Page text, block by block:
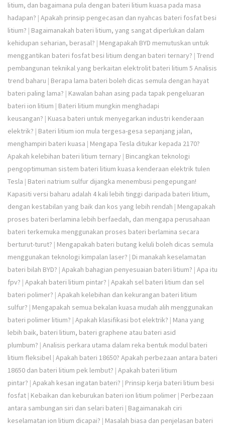
litium, dan bagaimana pula dengan bateri litium kuasa pada masa
hadapan? | Apakah prinsip pengecasan dan nyahcas bateri fosfat besi
litium? | Bagaimanakah bateri litium, yang sangat diperlukan dalam
kehidupan seharian, berasal? | Mengapakah BYD memutuskan untuk
menggantikan bateri fosfat besi litium dengan bateri ternary? | Trend
pembangunan teknikal yang berkaitan elektrolit bateri litium 5 Analisis
trend baharu | Berapa lama bateri boleh dicas semula dengan hayat
bateri paling lama? | Kawalan bahan asing pada tapak pengeluaran
bateri ion litium | Bateri litium mungkin menghadapi
keusangan? | Kuasa bateri untuk menyegarkan industri kenderaan
elektrik? | Bateri litium ion mula tergesa-gesa sepanjang jalan,
menghampiri bateri kuasa | Mengapa Tesla ditukar kepada 2170?
Apakah kelebihan bateri litium ternary | Bincangkan teknologi
pengoptimuman sistem bateri litium kuasa kenderaan elektrik tulen
Tesla | Bateri natrium sulfur dijangka menembusi pengepungan!
Kapasiti versi baharu adalah 4 kali lebih tinggi daripada bateri litium,
dengan kestabilan yang baik dan kos yang lebih rendah | Mengapakah
proses bateri berlamina lebih berfaedah, dan mengapa perusahaan
bateri terkemuka menggunakan proses bateri berlamina secara
berturut-turut? | Mengapakah bateri butang keluli boleh dicas semula
menggunakan teknologi kimpalan laser? | Di manakah keselamatan
bateri bilah BYD? | Apakah bahagian penyesuaian bateri litium? | Apa itu
fpv? | Apakah bateri litium pintar? | Apakah sel bateri litium dan sel
bateri polimer? | Apakah kelebihan dan kekurangan bateri litium
sulfur? | Mengapakah semua bekalan kuasa mudah alih menggunakan
bateri polimer litium? | Apakah klasifikasi bot elektrik? | Mana yang
lebih baik, bateri litium, bateri graphene atau bateri asid
plumbum? | Analisis perkara utama dalam reka bentuk modul bateri
litium fleksibel | Apakah bateri 18650? Apakah perbezaan antara bateri
18650 dan bateri litium pek lembut? | Apakah bateri litium
pintar? | Apakah kesan ingatan bateri? | Prinsip kerja bateri litium besi
fosfat | Kebaikan dan keburukan bateri ion litium polimer | Perbezaan
antara sambungan siri dan selari bateri | Bagaimanakah ciri
keselamatan ion litium dicapai? | Masalah biasa dan penjelasan bateri